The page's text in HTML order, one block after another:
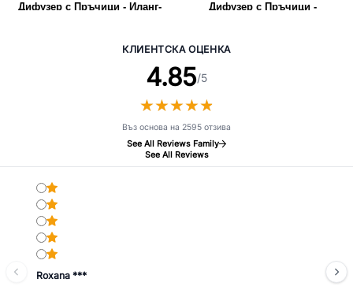
Дифузер с Пръчици - Иланг-
Дифузер с Пръчици -
КЛИЕНТСКА ОЦЕНКА
4.85/5
★★★★★
★★★★★
Въз основа на 2595 отзива
See All Reviews Family
See All Reviews
Roxana ***